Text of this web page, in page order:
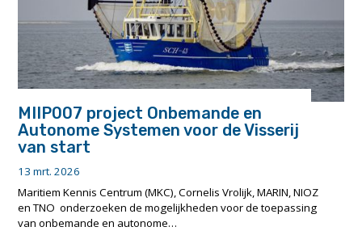
MIIP007 project Onbemande en
Autonome Systemen voor de Visserij
van start
13 mrt. 2026
Maritiem Kennis Centrum (MKC), Cornelis Vrolijk, MARIN, NIOZ
en TNO onderzoeken de mogelijkheden voor de toepassing
van onbemande en autonome…